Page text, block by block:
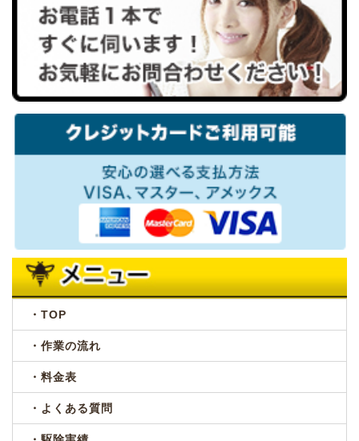
・TOP
・作業の流れ
・料金表
・よくある質問